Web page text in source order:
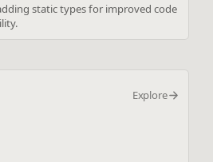
static types for improved code
Explore